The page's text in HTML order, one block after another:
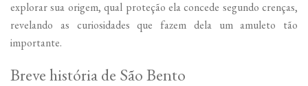
explorar sua origem, qual proteção ela concede segundo crenças,
revelando as curiosidades que fazem dela um amuleto tão
importante.
Breve história de São Bento